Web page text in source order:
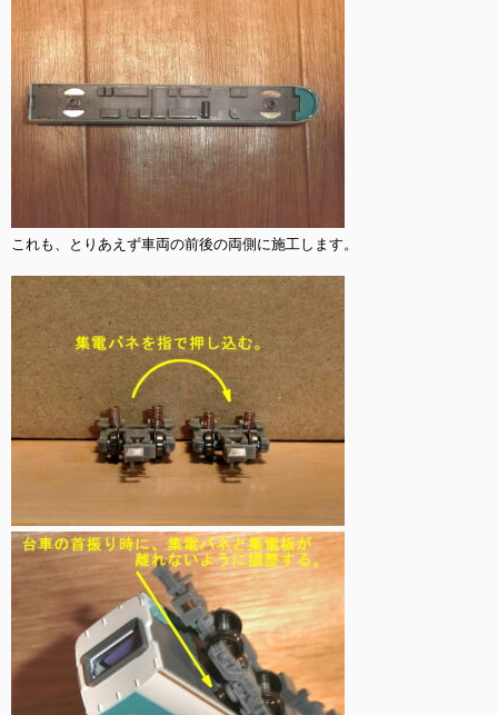
これも、とりあえず車両の前後の両側に施工します。